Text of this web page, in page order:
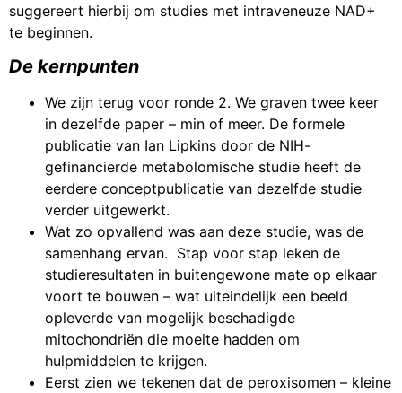
suggereert hierbij om studies met intraveneuze NAD+
te beginnen.
De kernpunten
We zijn terug voor ronde 2. We graven twee keer
in dezelfde paper – min of meer. De formele
publicatie van Ian Lipkins door de NIH-
gefinancierde metabolomische studie heeft de
eerdere conceptpublicatie van dezelfde studie
verder uitgewerkt.
Wat zo opvallend was aan deze studie, was de
samenhang ervan. Stap voor stap leken de
studieresultaten in buitengewone mate op elkaar
voort te bouwen – wat uiteindelijk een beeld
opleverde van mogelijk beschadigde
mitochondriën die moeite hadden om
hulpmiddelen te krijgen.
Eerst zien we tekenen dat de peroxisomen – kleine